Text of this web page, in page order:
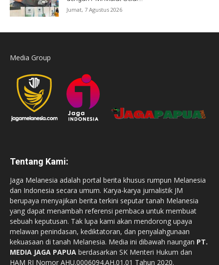
Jumat, 7 Agustus 2026
Media Group
Tentang Kami:
Jaga Melanesia adalah portal berita khusus rumpun Melanesia
dan Indonesia secara umum. Karya-karya jurnalistik JM
berupaya menyajikan berita terkini seputar tanah Melanesia
yang dapat menambah referensi pembaca untuk membuat
sebuah keputusan. Tak lupa kami akan mendorong upaya
melawan penindasan, kediktatoran, dan penyalahgunaan
kekuasaan di tanah Melanesia. Media ini dibawah naungan PT.
MEDIA JAGA PAPUA berdasarkan SK Menteri Hukum dan
HAM RI Nomor AHU.0006094.AH.01.01 Tahun 2020.